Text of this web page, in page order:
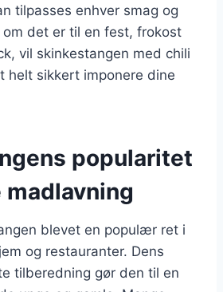
tilpasses enhver smag og
det er til en fest, frokost
vil skinkestangen med chili
helt sikkert imponere dine
popularitet
madlavning
blevet en populær ret i
og restauranter. Dens
tilberedning gør den til en